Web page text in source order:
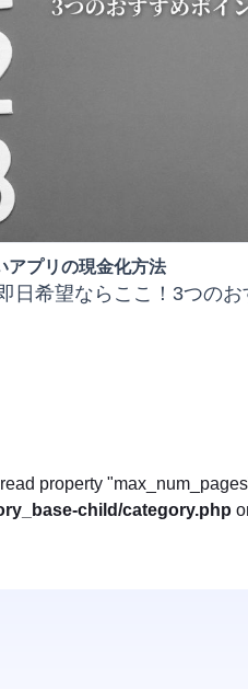
アプリの現金化方法
日希望ならここ！3つのお
property
child/category.php